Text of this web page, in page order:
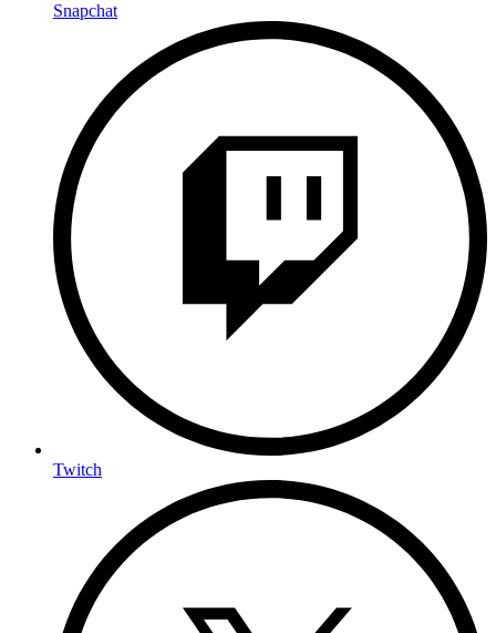
Snapchat
Twitch